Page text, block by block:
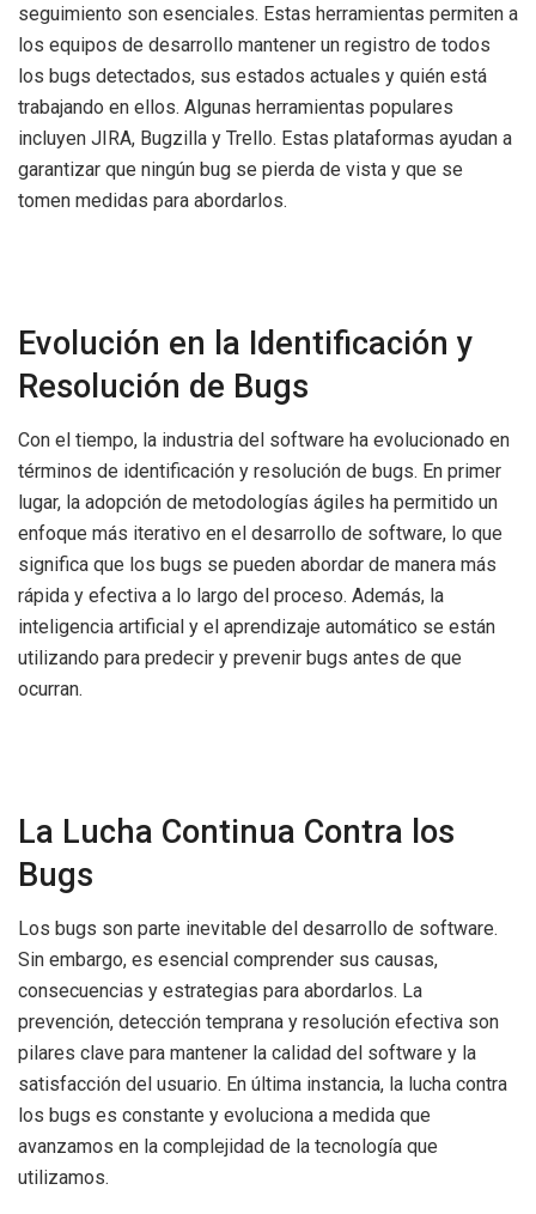
seguimiento son esenciales. Estas herramientas permiten a
los equipos de desarrollo mantener un registro de todos
los bugs detectados, sus estados actuales y quién está
trabajando en ellos. Algunas herramientas populares
incluyen JIRA, Bugzilla y Trello. Estas plataformas ayudan a
garantizar que ningún bug se pierda de vista y que se
tomen medidas para abordarlos.
Evolución en la Identificación y
Resolución de Bugs
Con el tiempo, la industria del software ha evolucionado en
términos de identificación y resolución de bugs. En primer
lugar, la adopción de metodologías ágiles ha permitido un
enfoque más iterativo en el desarrollo de software, lo que
significa que los bugs se pueden abordar de manera más
rápida y efectiva a lo largo del proceso. Además, la
inteligencia artificial y el aprendizaje automático se están
utilizando para predecir y prevenir bugs antes de que
ocurran.
La Lucha Continua Contra los
Bugs
Los bugs son parte inevitable del desarrollo de software.
Sin embargo, es esencial comprender sus causas,
consecuencias y estrategias para abordarlos. La
prevención, detección temprana y resolución efectiva son
pilares clave para mantener la calidad del software y la
satisfacción del usuario. En última instancia, la lucha contra
los bugs es constante y evoluciona a medida que
avanzamos en la complejidad de la tecnología que
utilizamos.